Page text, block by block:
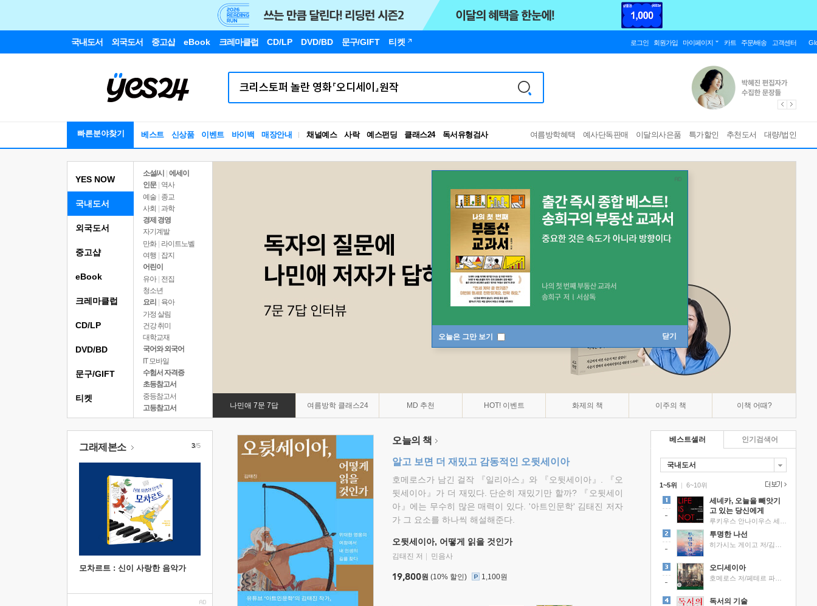
국내도서 외국도서 중고샵 eBook 크레마클럽 CD/LP DVD/BD 문구/GIFT 티켓 로그인 회원가입 마이페이지 카트 주문/배송 고객센터
빠른분야찾기 베스트 신상품 이벤트 바이백 매장안내 채널예스 사락 예스펀딩 클래스24
독서유형검사
RBTI Lab
독서유형검사
여름방학혜택 예사단독판매 이달의사은품 특가할인 추천도서 대량/법인
오늘은 그만 보기 닫기
YES NOW
국내도서
소설/시
에세이
인문
역사
예술 | 종교
사회 | 과학
경제 경영
자기계발
만화 | 라이트노벨
여행
잡지
어린이
유아 | 전집
청소년
요리
육아
가정 살림
건강 취미
대학교재
국어와 외국어
IT 모바일
수험서 자격증
초등참고서
중등참고서
고등참고서
나민애 7문 7답 여름방학 클래스24 MD 추천 HOT! 이벤트 화제의 책 이주의 책 이책 어때?
외국도서
중고샵
eBook
크레마클럽
CD/LP
DVD/BD
문구/GIFT
티켓
그래제본소
모차르트 : 신이 사랑한 음악가
3/5 오늘의 책
알고 보면 더 재밌고 감동적인 오뒷세이아
호메로스가 남긴 걸작 『일리아스』와 『오뒷세이아』. 『오
뒷세이아』가 더 재밌다. 단순히 재밌기만 할까? 『오뒷세이
아』에는 무수히 많은 매력이 있다. '아트인문학' 김태진 저자
가 그 요소를 하나씩 해설해준다.
오뒷세이아, 어떻게 읽을 것인가
김태진 저 민음사
19,800원 (10% 할인) 1,100원
베스트셀러
국내도서
1~5위 |
세네카, 오늘을 빼앗기
고 있는 당신에게
투명한 나선
오디세이아
독서의 기술
6~10위
인기검색어